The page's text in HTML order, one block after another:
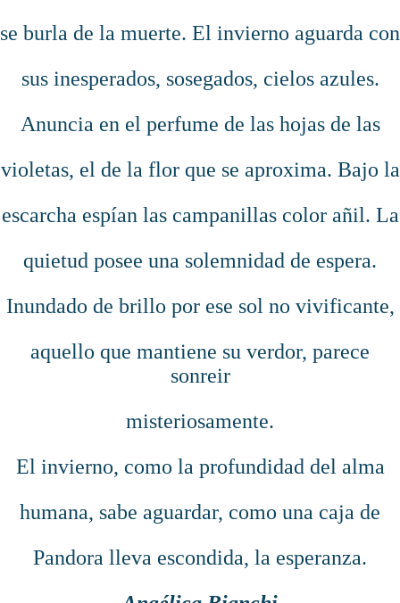
se burla de la muerte. El invierno aguarda con
sus inesperados, sosegados, cielos azules.
Anuncia en el perfume de las hojas de las
violetas, el de la flor que se aproxima. Bajo la
escarcha espían las campanillas color añil. La
quietud posee una solemnidad de espera.
Inundado de brillo por ese sol no vivificante,
aquello que mantiene su verdor, parece
sonreir
misteriosamente.
El invierno, como la profundidad del alma
humana, sabe aguardar, como una caja de
Pandora lleva escondida, la esperanza.